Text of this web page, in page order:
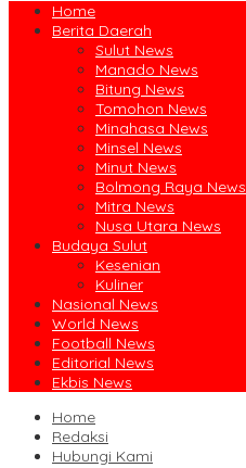
Home
Berita Daerah
Sulut News
Manado News
Bitung News
Tomohon News
Minahasa News
Minsel News
Minut News
Bolmong Raya News
Mitra News
Nusa Utara News
Budaya Sulut
Kesenian
Kuliner
Nasional News
World News
Football News
Editorial News
Ekbis News
Home
Redaksi
Hubungi Kami